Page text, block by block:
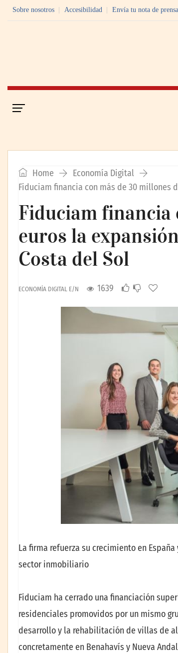
Sobre nosotros Accesibilidad Envía tu nota de prensa
Home
Economía Digital
Fiduciam financia con más de 30 millones
Fiduciam financia
euros la
Costa del Sol
ECONOMÍA DIGITAL E/N 1639
La firma refuerza su crecimiento en
sector inmobiliario
Fiduciam ha cerrado una financiación
residenciales promovidos por un mismo
desarrollo y la rehabilitación de villas de
concretamente en Benahavís y Nueva